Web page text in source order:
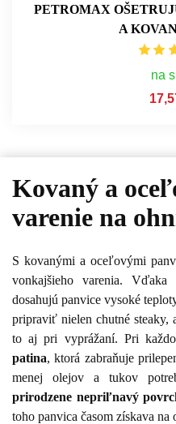
PETROMAX
A
na
Kovaný a
varenie na
S kovanými a oceľovými
vonkajšieho varenia. Vďaka
dosahujú panvice vysoké
pripraviť nielen chutné steaky,
to aj pri vyprážaní. Pri
patina, ktorá zabraňuje
menej olejov a tukov
prirodzene nepriľnavý
toho panvica časom získava na